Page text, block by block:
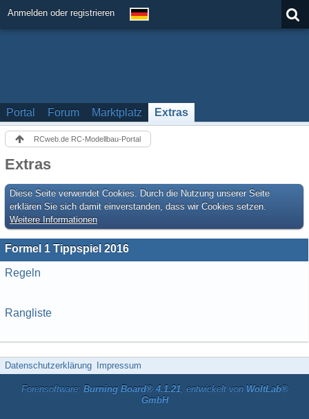
Anmelden oder registrieren
Portal Forum Marktplatz Extras
RCweb.de RC-Modellbau-Portal
Extras
Diese Seite verwendet Cookies. Durch die Nutzung unserer Seite
erklären Sie sich damit einverstanden, dass wir Cookies setzen.
Weitere Informationen
Formel 1 Tippspiel 2016
Regeln
Rangliste
Datenschutzerklärung Impressum
Forensoftware: Burning Board® 4.1.21, entwickelt von WoltLab®
GmbH